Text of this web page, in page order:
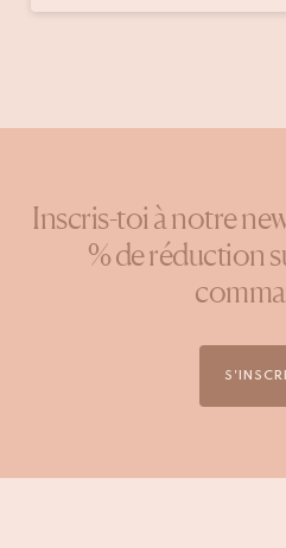
publiée
Inscris-toi à notre
% de réduction